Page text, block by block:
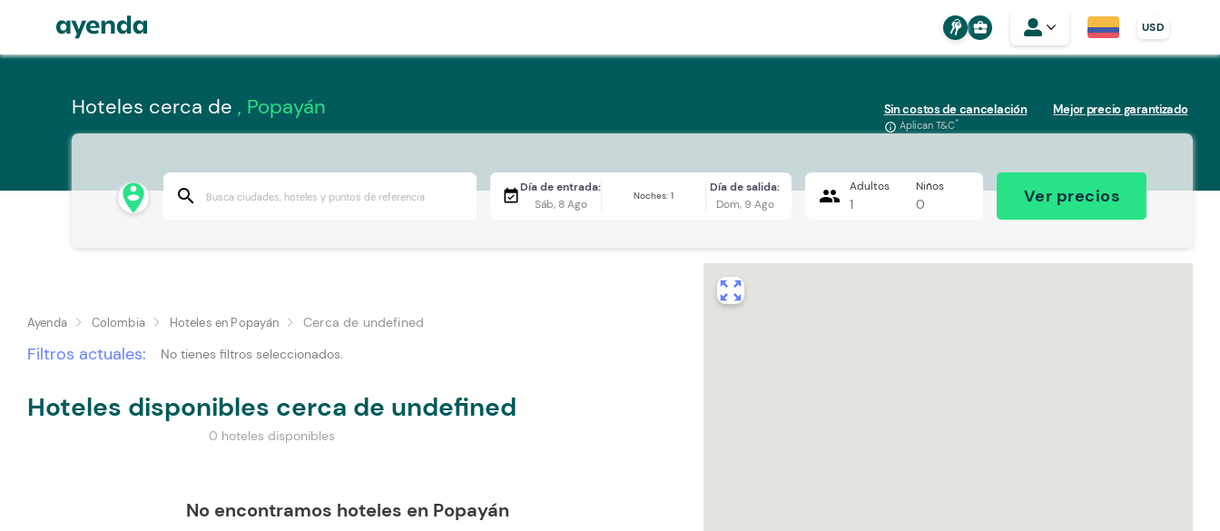
business_center USD
Hoteles cerca de , Popayán Sin costos de cancelación
info_outline Aplican T&C*
Mejor precio garantizado
person_pin_circle search event_availableDía de entrada:
Sáb, 8 Ago
Noches: 1
Día de salida:
Dom, 9 Ago
people Adultos
1
Niños
0 Ver precios
Ayenda Colombia Hoteles en Popayán Cerca de undefined
Filtros actuales: No tienes filtros seleccionados.
Hoteles disponibles cerca de undefined
0 hoteles disponibles
No encontramos hoteles en Popayán
zoom_out_map